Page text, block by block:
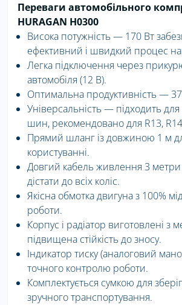
Переваги автомобільного
HURAGAN H0300
Висока потужність — 170 Вт
ефективний і швидкий процес
Легка підключення через
автомобіля (12 В).
Оптимальна продуктивність —
Універсальність — підходить для
шин, рекомендовано для R13,
Прямий шланг із довжиною 1 м
користуванні.
Довгий кабель живлення 3 метри
дістати до всіх коліс.
Якісна обмотка двигуна з 100%
роботи.
Корпус і радіатор виготовлені з
підвищена стійкість до зносу.
Індикатор тиску (аналоговий
точного контролю роботи.
Комплектується сумкою для
зручного транспортування.